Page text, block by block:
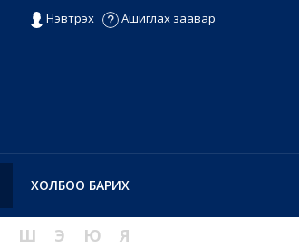
Нэвтрэх Ашиглах заавар
ХОЛБОО БАРИХ
Ш Э Ю Я